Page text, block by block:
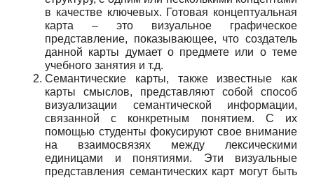
в качестве ключевых. Готовая концептуальная
карта – это визуальное графическое
представление, показывающее, что создатель
данной карты думает о предмете или о теме
учебного занятия и т.д.
Семантические карты, также известные как
карты смыслов, представляют собой способ
визуализации семантической информации,
связанной с конкретным понятием. С их
помощью студенты фокусируют свое внимание
на взаимосвязях между лексическими
единицами и понятиями. Эти визуальные
представления семантических карт могут быть